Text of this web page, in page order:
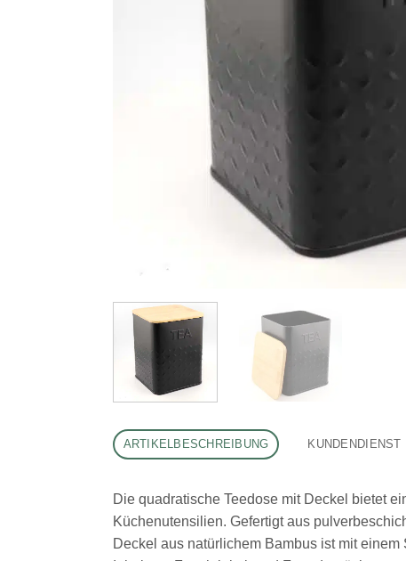
ARTIKELBESCHREIBUNG KUNDENDIENST
Die quadratische Teedose mit Deckel bietet
Küchenutensilien. Gefertigt aus
Deckel aus natürlichem Bambus ist mit